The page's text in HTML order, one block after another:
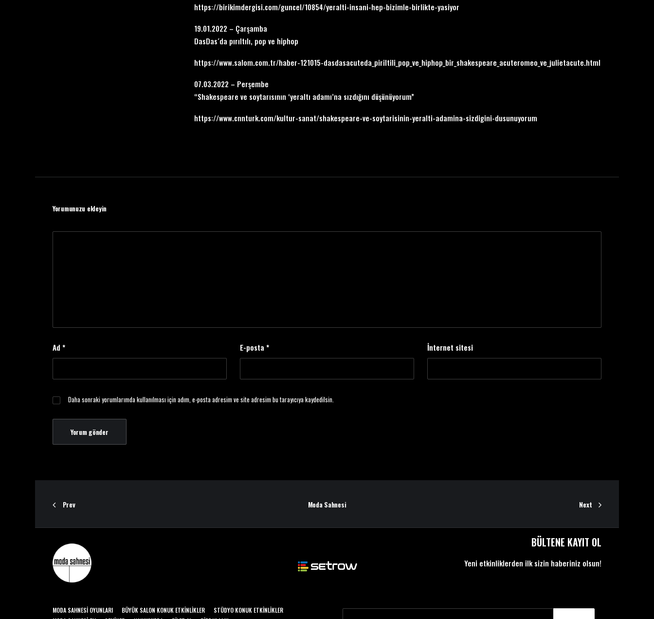
https://birikimdergisi.com/guncel/10854/yeralti-insani-hep-bizimle-birlikte-yasiyor
19.01.2022 – Çarşamba
DasDas´da pırıltılı, pop ve hiphop
https://www.salom.com.tr/haber-121015-dasdasacuteda_piriltili_pop_ve_hiphop_bir_shakespeare_acuteromeo_ve_julietacute.html
07.03.2022 – Perşembe
“Shakespeare ve soytarısının ‘yeraltı adamı’na sızdığını düşünüyorum”
https://www.cnnturk.com/kultur-sanat/shakespeare-ve-soytarisinin-yeralti-adamina-sizdigini-dusunuyorum
Yorumunuzu ekleyin
Ad * E-posta * İnternet sitesi
Daha sonraki yorumlarımda kullanılması için adım, e-posta adresim ve site adresim bu tarayıcıya kaydedilsin.
Prev Moda Sahnesi Next
BÜLTENE KAYIT OL
Yeni etkinliklerden ilk sizin haberiniz olsun!
MODA SAHNESI OYUNLARI BÜYÜK SALON KONUK ETKINLIKLER
STÜDYO KONUK ETKINLIKLER